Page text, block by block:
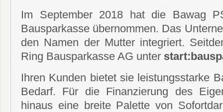
Im September 2018 hat die Bawag
Bausparkasse übernommen. Das
den Namen der Mutter integriert.
Ring Bausparkasse AG unter
Ihren Kunden bietet sie leistungsstarke
Bedarf. Für die Finanzierung des
hinaus eine breite Palette von